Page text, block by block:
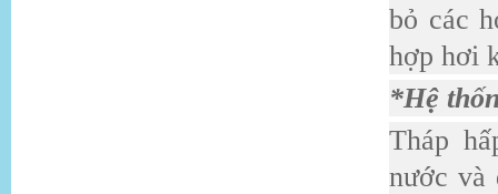
bỏ các
hợp hơi
*Hệ
Tháp
nước và